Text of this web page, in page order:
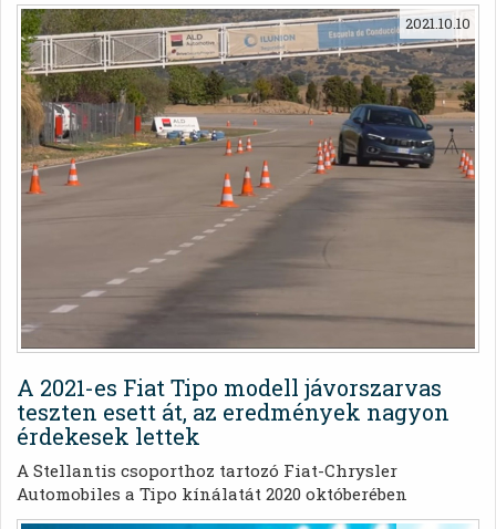
A 2021-es Fiat Tipo modell jávorszarvas
teszten esett át, az eredmények nagyon
érdekesek lettek
2021.10.10
A Stellantis csoporthoz tartozó Fiat-Chrysler
Automobiles a Tipo kínálatát 2020 októberében
frissítette fel a 2021-es modellévre. Most mindenki